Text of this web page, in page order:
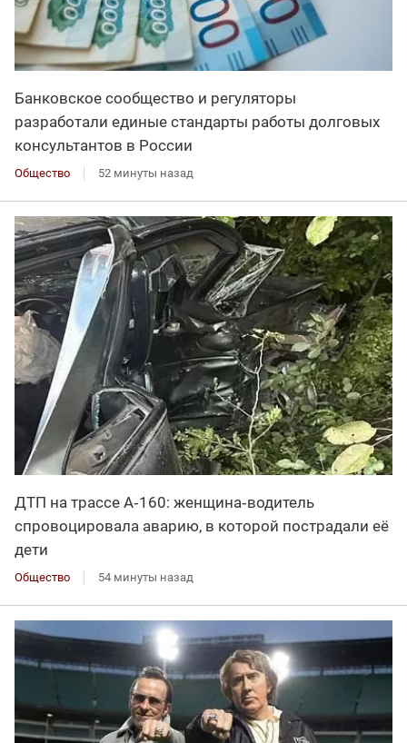
Банковское сообщество и регуляторы
разработали единые стандарты работы долговых
консультантов в России
Общество 52 минуты назад
ДТП на трассе А‑160: женщина‑водитель
спровоцировала аварию, в которой пострадали её
дети
Общество 54 минуты назад